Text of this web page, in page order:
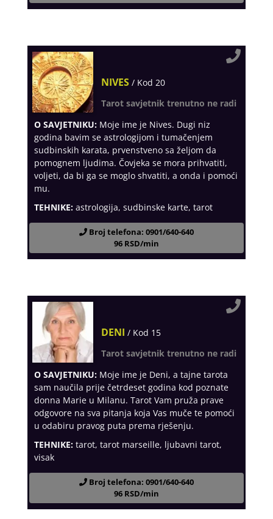
NIVES / Kod 20
Tarot savjetnik trenutno ne radi
O SAVJETNIKU:Moje ime je Nives. Dugi niz
godina bavim se astrologijom i tumačenjem
sudbinskih karata, prvenstveno sa željom da
pomognem ljudima. Čovjeka se mora prihvatiti,
voljeti, da bi ga se moglo shvatiti, a onda i pomoći
mu.
TEHNIKE:astrologija, sudbinske karte, tarot
Broj telefona: 0901/640-640
96 RSD/min
DENI / Kod 15
Tarot savjetnik trenutno ne radi
O SAVJETNIKU:Moje ime je Deni, a tajne tarota
sam naučila prije četrdeset godina kod poznate
donna Marie u Milanu. Tarot Vam pruža prave
odgovore na sva pitanja koja Vas muče te pomoći
u odabiru pravog puta prema rješenju.
TEHNIKE:tarot, tarot marseille, ljubavni tarot,
visak
Broj telefona: 0901/640-640
96 RSD/min